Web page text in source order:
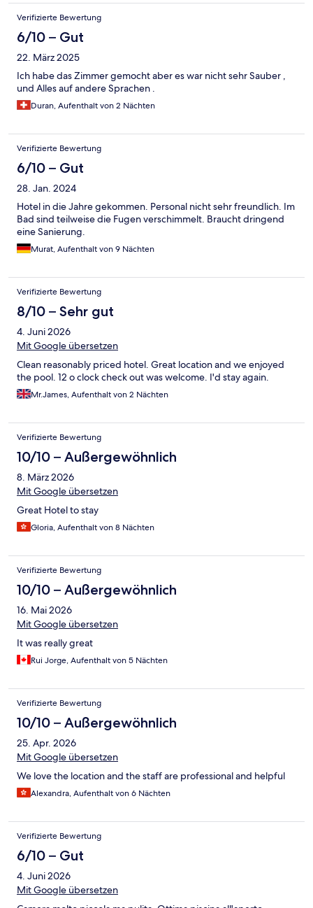
Verifizierte Bewertung
6/10 – Gut
22. März 2025
Ich habe das Zimmer gemocht aber es war nicht sehr Sauber ,
und Alles auf andere Sprachen .
Duran, Aufenthalt von 2 Nächten
Verifizierte Bewertung
6/10 – Gut
28. Jan. 2024
Hotel in die Jahre gekommen. Personal nicht sehr freundlich. Im
Bad sind teilweise die Fugen verschimmelt. Braucht dringend
eine Sanierung.
Murat, Aufenthalt von 9 Nächten
Verifizierte Bewertung
8/10 – Sehr gut
4. Juni 2026
Mit Google übersetzen
Clean reasonably priced hotel. Great location and we enjoyed
the pool. 12 o clock check out was welcome. I'd stay again.
Mr.James, Aufenthalt von 2 Nächten
Verifizierte Bewertung
10/10 – Außergewöhnlich
8. März 2026
Mit Google übersetzen
Great Hotel to stay
Gloria, Aufenthalt von 8 Nächten
Verifizierte Bewertung
10/10 – Außergewöhnlich
16. Mai 2026
Mit Google übersetzen
It was really great
Rui Jorge, Aufenthalt von 5 Nächten
Verifizierte Bewertung
10/10 – Außergewöhnlich
25. Apr. 2026
Mit Google übersetzen
We love the location and the staff are professional and helpful
Alexandra, Aufenthalt von 6 Nächten
Verifizierte Bewertung
6/10 – Gut
4. Juni 2026
Mit Google übersetzen